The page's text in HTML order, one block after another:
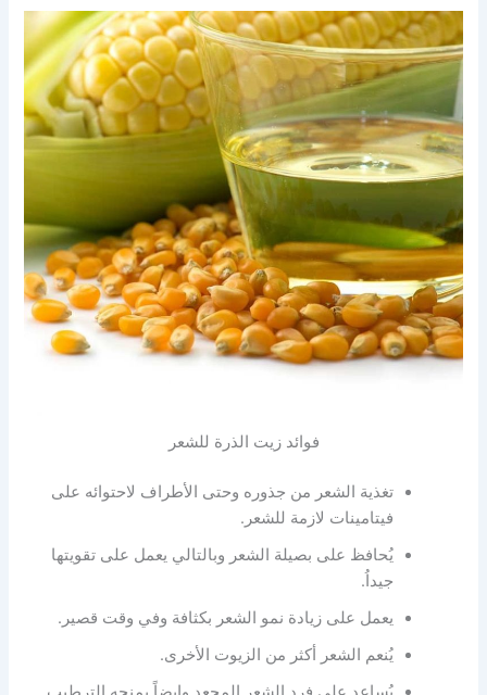
فوائد زيت الذرة للشعر
تغذية الشعر من جذوره وحتى الأطراف لاحتوائه على
فيتامينات لازمة للشعر.
يُحافظ على بصيلة الشعر وبالتالي يعمل على تقويتها
جيداُ.
يعمل على زيادة نمو الشعر بكثافة وفي وقت قصير.
يُنعم الشعر أكثر من الزيوت الأخرى.